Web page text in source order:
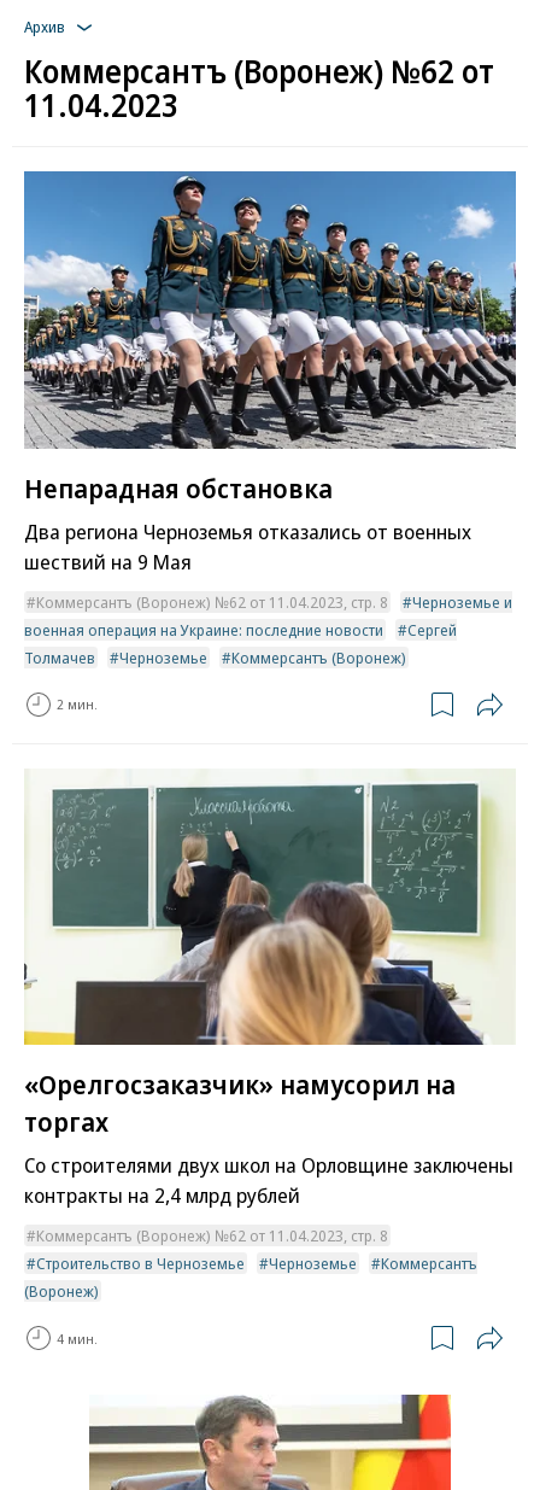
Архив
Коммерсантъ (Воронеж) №62 от
11.04.2023
Непарадная обстановка
Два региона Черноземья отказались от военных
шествий на 9 Мая
Коммерсантъ (Воронеж) №62 от 11.04.2023, стр. 8
Черноземье и
военная операция на Украине: последние новости
Сергей
Толмачев
Черноземье Коммерсантъ (Воронеж)
2 мин.
«Орелгосзаказчик» намусорил на
торгах
Со строителями двух школ на Орловщине заключены
контракты на 2,4 млрд рублей
Коммерсантъ (Воронеж) №62 от 11.04.2023, стр. 8
Строительство в Черноземье
Черноземье
Коммерсантъ
(Воронеж)
4 мин.